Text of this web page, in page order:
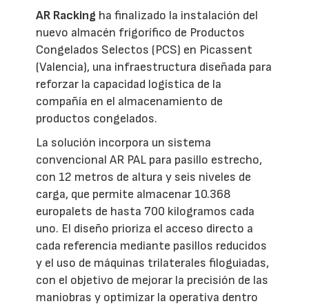
AR Racking ha finalizado la instalación del
nuevo almacén frigorífico de Productos
Congelados Selectos (PCS) en Picassent
(Valencia), una infraestructura diseñada para
reforzar la capacidad logística de la
compañía en el almacenamiento de
productos congelados.
La solución incorpora un sistema
convencional AR PAL para pasillo estrecho,
con 12 metros de altura y seis niveles de
carga, que permite almacenar 10.368
europalets de hasta 700 kilogramos cada
uno. El diseño prioriza el acceso directo a
cada referencia mediante pasillos reducidos
y el uso de máquinas trilaterales filoguiadas,
con el objetivo de mejorar la precisión de las
maniobras y optimizar la operativa dentro